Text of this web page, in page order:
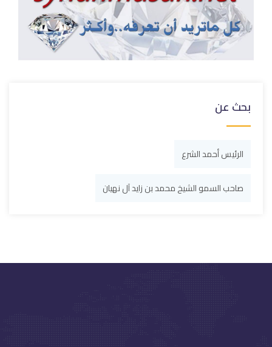
بحث عن
الرئيس أحمد الشرع
صاحب السمو الشيخ محمد بن زايد آل نهيان